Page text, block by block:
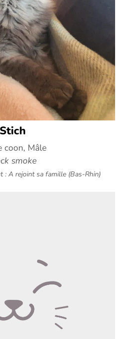
Stich
coon, Mâle
smoke
: A rejoint sa famille (Bas-Rhin)